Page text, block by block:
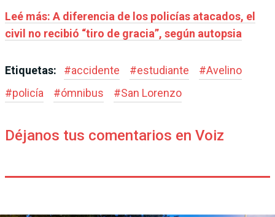
Leé más: A diferencia de los policías atacados, el
civil no recibió “tiro de gracia”, según autopsia
Etiquetas: #accidente #estudiante #Avelino
#policía #ómnibus #San Lorenzo
Déjanos tus comentarios en Voiz